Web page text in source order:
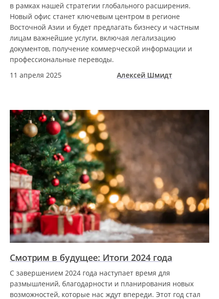
в рамках нашей стратегии глобального расширения.
Новый офис станет ключевым центром в регионе
Восточной Азии и будет предлагать бизнесу и частным
лицам важнейшие услуги, включая легализацию
документов, получение коммерческой информации и
профессиональные переводы.
11 апреля 2025
Алексей Шмидт
Смотрим в будущее: Итоги 2024 года
С завершением 2024 года наступает время для
размышлений, благодарности и планирования новых
возможностей, которые нас ждут впереди. Этот год стал